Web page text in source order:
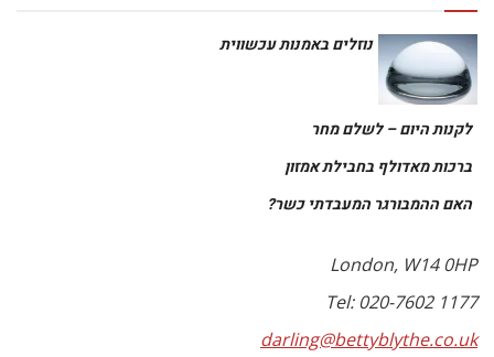
נוזלים באמנות עכשווית
לקנות היום – לשלם מחר
ברכות מאדולף בחבילת אמזון
האם ההמבורגר המעבדתי כשר?
London, W14 0HP
Tel: 020-7602 1177
darling@bettyblythe.co.uk